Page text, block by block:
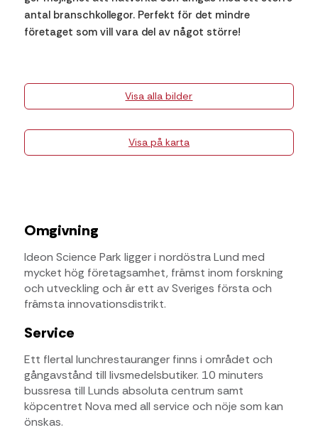
antal branschkollegor. Perfekt för det mindre
företaget som vill vara del av något större!
Visa alla bilder
Visa på karta
Omgivning
Ideon Science Park ligger i nordöstra Lund med
mycket hög företagsamhet, främst inom forskning
och utveckling och är ett av Sveriges första och
främsta innovationsdistrikt.
Service
Ett flertal lunchrestauranger finns i området och
gångavstånd till livsmedelsbutiker. 10 minuters
bussresa till Lunds absoluta centrum samt
köpcentret Nova med all service och nöje som kan
önskas.